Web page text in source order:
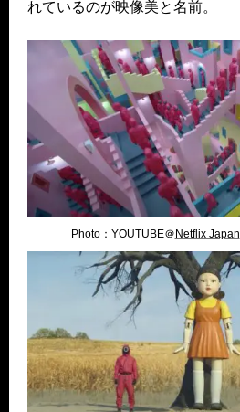
れているのが映像美と名前。
Photo：YOUTUBE＠ Netflix Japan